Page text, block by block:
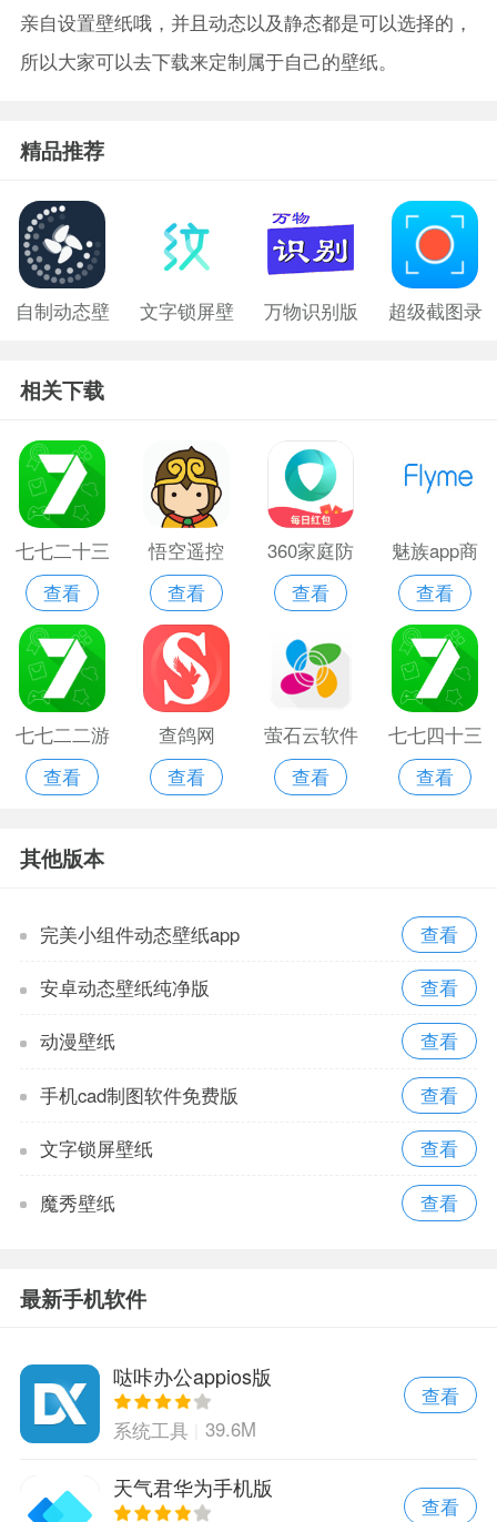
亲自设置壁纸哦，并且动态以及静态都是可以选择的，
所以大家可以去下载来定制属于自己的壁纸。
精品推荐
自制动态壁
文字锁屏壁
万物识别版
超级截图录
相关下载
七七二十三
游戏盒
查看
悟空遥控
app
查看
360家庭防
火墙APP
查看
魅族app商
城版
查看
七七二二游
戏盒
查看
查鸽网
查看
萤石云软件
免费版
查看
七七四十三
游戏盒
查看
其他版本
完美小组件动态壁纸app
安卓动态壁纸纯净版
动漫壁纸
手机cad制图软件免费版
文字锁屏壁纸
魔秀壁纸
最新手机软件
哒咔办公appios版
系统工具 39.6M
查看
天气君华为手机版
查看